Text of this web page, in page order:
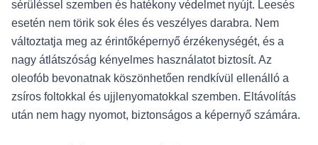
sérüléssel szemben és hatékony védelmet nyújt. Leesés
esetén nem törik sok éles és veszélyes darabra. Nem
változtatja meg az érintőképernyő érzékenységét, és a
nagy átlátszóság kényelmes használatot biztosít. Az
oleofób bevonatnak köszönhetően rendkívül ellenálló a
zsíros foltokkal és ujjlenyomatokkal szemben. Eltávolítás
után nem hagy nyomot, biztonságos a képernyő számára.